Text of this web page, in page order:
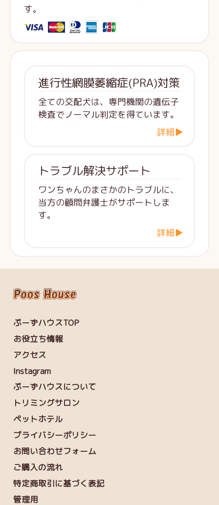
す。
進行性網膜萎縮症(PRA)対策
全ての交配犬は、専門機関の遺伝子
検査でノーマル判定を得ています。
詳細▶
トラブル解決サポート
ワンちゃんのまさかのトラブルに、
当方の顧問弁護士がサポートしま
す。
詳細▶
ぷーずハウスTOP
お役立ち情報
アクセス
Instagram
ぷーずハウスについて
トリミングサロン
ペットホテル
プライバシーポリシー
お問い合わせフォーム
ご購入の流れ
特定商取引に基づく表記
管理用